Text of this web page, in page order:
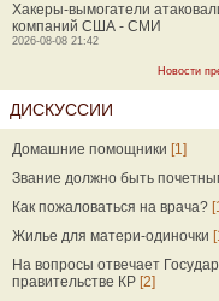
Хакеры-вымогатели
компаний США - СМИ
2026-08-08 21:42
Новости
ДИСКУССИИ
Домашние помощники [1]
Звание должно быть
Как пожаловаться на врача?
Жилье для матери-одиночки
На вопросы отвечает
правительстве КР [2]